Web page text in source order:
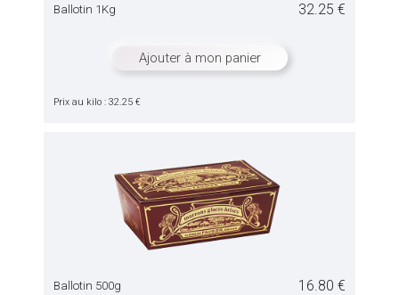
Ballotin 1Kg 32.25 €
Ajouter à mon panier
Prix au kilo : 32.25 €
Ballotin 500g 16.80 €